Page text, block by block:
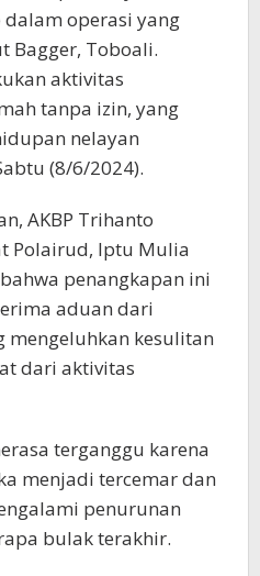
operasi yang
Bagger, Toboali.
aktivitas
tanpa izin, yang
nelayan
(8/6/2024).
AKBP Trihanto
Polairud, Iptu Mulia
penangkapan ini
aduan dari
mengeluhkan kesulitan
dari aktivitas
terganggu karena
menjadi tercemar dan
penurunan
bulak terakhir.